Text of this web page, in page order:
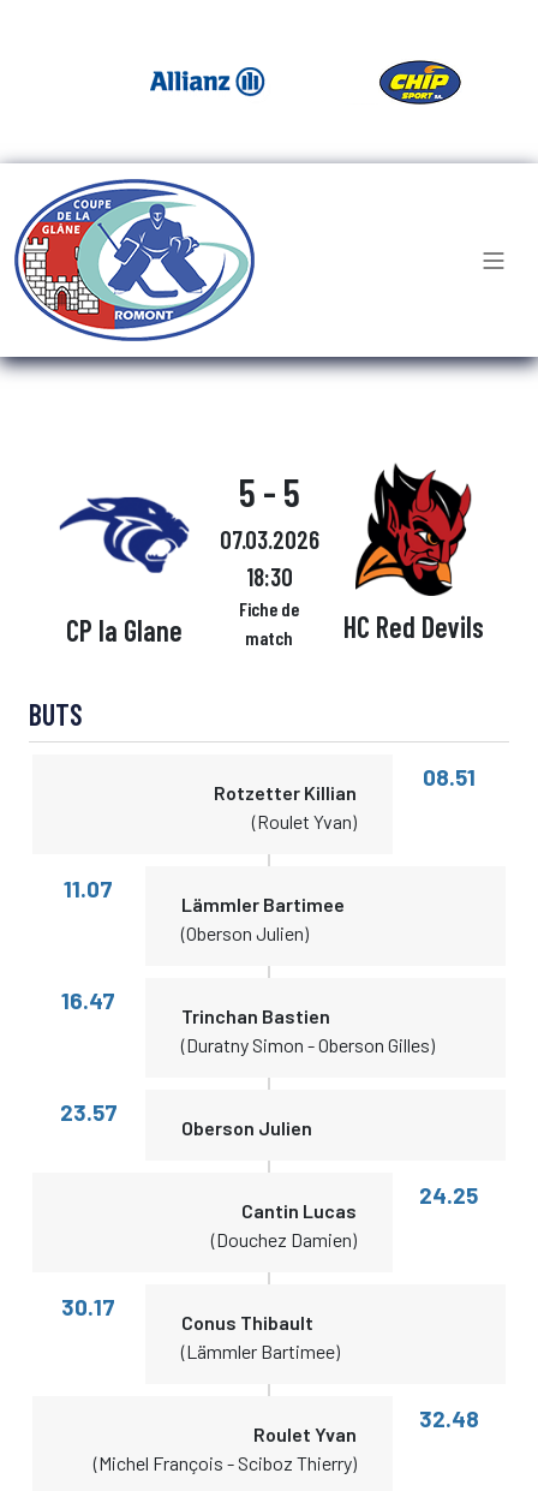
CP la Glane
5 - 5
07.03.2026
18:30
Fiche de
match
HC Red Devils
BUTS
Rotzetter Killian
(Roulet Yvan)
08.51
11.07
Lämmler Bartimee
(Oberson Julien)
16.47
Trinchan Bastien
(Duratny Simon - Oberson Gilles)
23.57
Oberson Julien
Cantin Lucas
(Douchez Damien)
24.25
30.17
Conus Thibault
(Lämmler Bartimee)
Roulet Yvan
(Michel François - Sciboz Thierry)
32.48